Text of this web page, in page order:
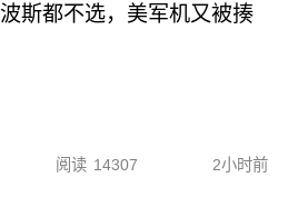
斯都不选，美军机又被揍
阅读 14307 2小时前